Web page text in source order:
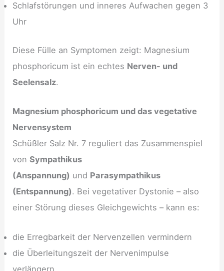
Schlafstörungen und inneres Aufwachen gegen 3
Uhr
Diese Fülle an Symptomen zeigt: Magnesium
phosphoricum ist ein echtes Nerven- und
Seelensalz.
Magnesium phosphoricum und das vegetative
Nervensystem
Schüßler Salz Nr. 7 reguliert das Zusammenspiel
vonSympathikus
(Anspannung) und Parasympathikus
(Entspannung). Bei vegetativer Dystonie – also
einer Störung dieses Gleichgewichts – kann es:
die Erregbarkeit der Nervenzellen vermindern
die Überleitungszeit der Nervenimpulse
verlängern